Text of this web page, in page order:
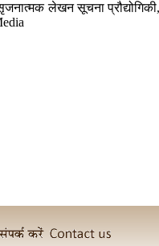
लेखन सूचना